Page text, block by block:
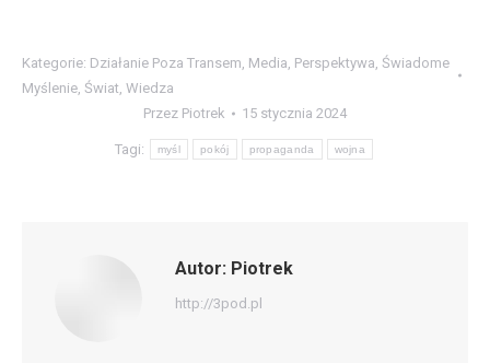
Kategorie: Działanie Poza Transem, Media, Perspektywa, Świadome
Myślenie, Świat, Wiedza
Przez Piotrek 15 stycznia 2024
Tagi: myśl pokój propaganda wojna
Autor: Piotrek
http://3pod.pl